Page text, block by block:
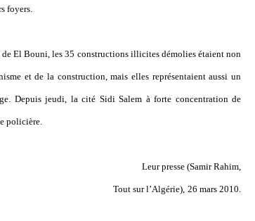
foyers.
de El Bouni, les 35 constructions illicites démolies étaient non
et de la construction, mais elles représentaient aussi un
Depuis jeudi, la cité Sidi Salem à forte concentration de
policière.
Leur presse (Samir Rahim,
Tout sur l’Algérie), 26 mars 2010.